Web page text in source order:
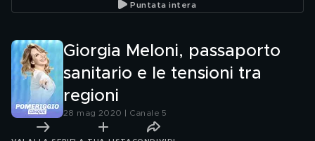
"accontentare" tutti
Puntata intera
Giorgia Meloni, passaporto
sanitario e le tensioni tra
regioni
28 mag 2020 | Canale 5